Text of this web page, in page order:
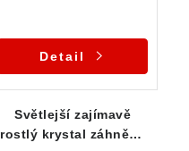
Detail
Světlejší zajímavě
rostlý krystal záhnědy